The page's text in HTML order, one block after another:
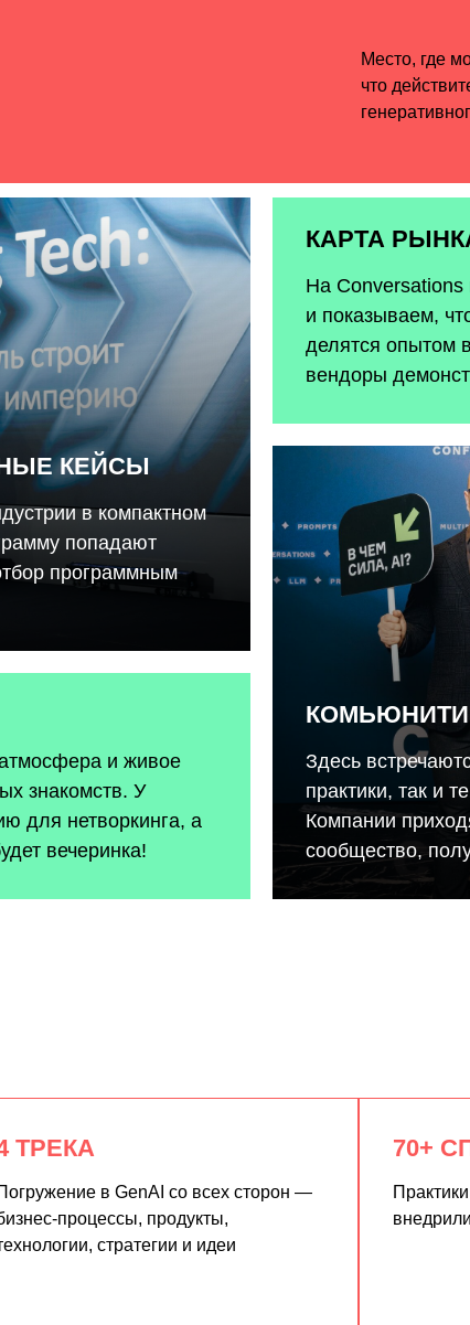
КЕЙСЫ
в компактном
попадают
программным
и живое
знакомств. У
для нетворкинга, а
вечеринка!
КАРТА
На Conversations
и показываем,
делятся опытом
вендоры
КОМЬЮНИТИ
Здесь
практики, так и
Компании
сообщество,
ТРЕКА
в GenAI со всех сторон —
процессы, продукты,
стратегии и идеи
70+